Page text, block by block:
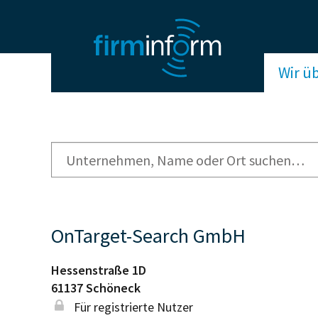
Wir
OnTarget-Search GmbH
Hessenstraße 1D
61137Schöneck
Für registrierte Nutzer